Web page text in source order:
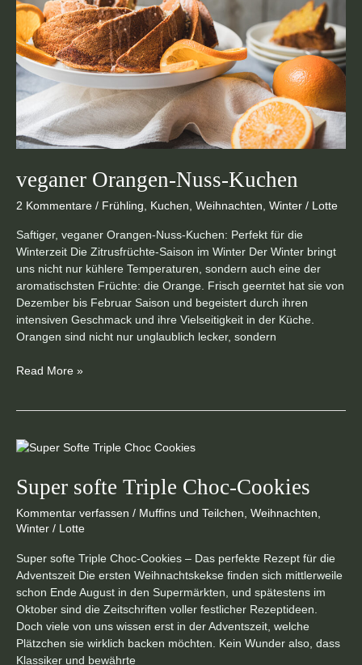
veganer Orangen-Nuss-Kuchen
2 Kommentare / Frühling, Kuchen, Weihnachten, Winter / Lotte
Saftiger, veganer Orangen-Nuss-Kuchen: Perfekt für die
Winterzeit Die Zitrusfrüchte-Saison im Winter Der Winter bringt
uns nicht nur kühlere Temperaturen, sondern auch eine der
aromatischsten Früchte: die Orange. Frisch geerntet hat sie von
Dezember bis Februar Saison und begeistert durch ihren
intensiven Geschmack und ihre Vielseitigkeit in der Küche.
Orangen sind nicht nur unglaublich lecker, sondern
Read More »
Super softe Triple Choc-Cookies
Kommentar verfassen / Muffins und Teilchen, Weihnachten,
Winter / Lotte
Super softe Triple Choc-Cookies – Das perfekte Rezept für die
Adventszeit Die ersten Weihnachtskekse finden sich mittlerweile
schon Ende August in den Supermärkten, und spätestens im
Oktober sind die Zeitschriften voller festlicher Rezeptideen.
Doch viele von uns wissen erst in der Adventszeit, welche
Plätzchen sie wirklich backen möchten. Kein Wunder also, dass
Klassiker und bewährte
Super
Triple
Choc-
Cookies